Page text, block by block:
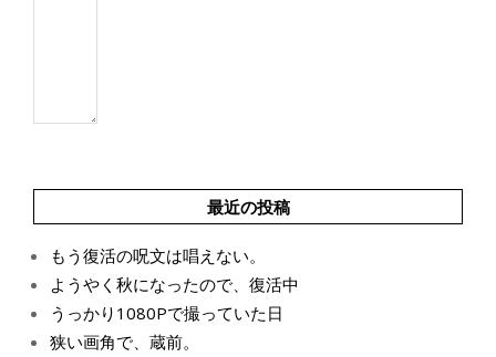
最近の投稿
もう復活の呪文は唱えない。
ようやく秋になったので、復活中
うっかり1080Pで撮っていた日
狭い画角で、蔵前。